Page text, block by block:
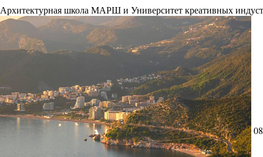
Архитектурная школа МАРШ и Университет креативных